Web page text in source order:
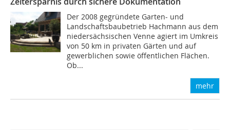
Der 2008 gegründete Garten- und
Landschaftsbaubetrieb Hachmann aus dem
niedersächsischen Venne agiert im Umkreis
von 50 km in privaten Gärten und auf
gewerblichen sowie öffentlichen Flächen.
Ob...
mehr